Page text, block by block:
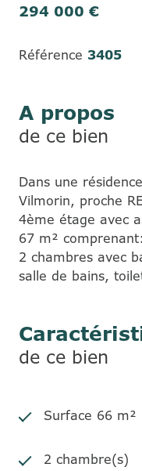
294 000 €
Référence 3405
A propos
de ce bien
Dans une
Vilmorin, proche
4ème étage avec
67 m²
2 chambres avec
salle de bains,
de ce bien
Surface 66 m²
2 chambre(s)